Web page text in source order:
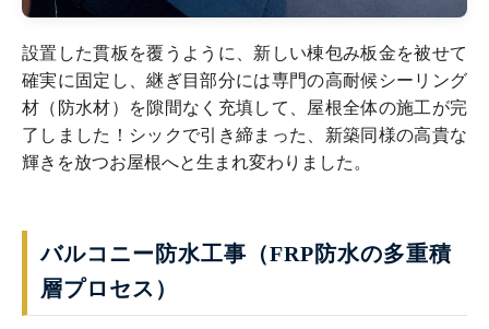
設置した貫板を覆うように、新しい棟包み板金を被せて
確実に固定し、継ぎ目部分には専門の高耐候シーリング
材（防水材）を隙間なく充填して、屋根全体の施工が完
了しました！シックで引き締まった、新築同様の高貴な
輝きを放つお屋根へと生まれ変わりました。
バルコニー防水工事（FRP防水の多重積
層プロセス）